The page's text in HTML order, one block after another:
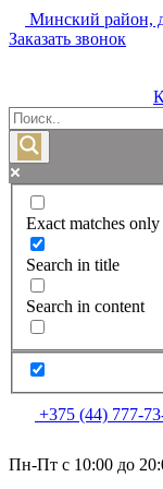
Минский район,
Заказать звонок
Exact matches only
Search in title
Search in content
+375 (44) 777-
Пн-Пт с 10:00 до